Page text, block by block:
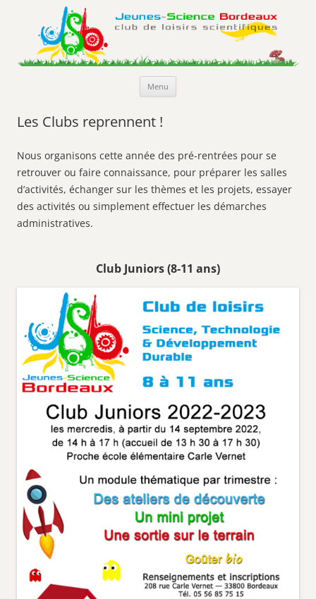
Jeunes-Science Bordeaux
Club de loisirs scientifiques
Menu
Les Clubs reprennent !
Nous organisons cette année des pré-rentrées pour se
retrouver ou faire connaissance, pour préparer les salles
d’activités, échanger sur les thèmes et les projets, essayer
des activités ou simplement effectuer les démarches
administratives.
Club Juniors (8-11 ans)